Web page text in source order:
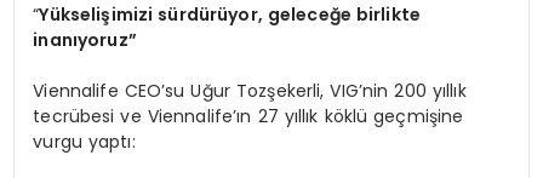
“Yükselişimizi sürdürüyor, geleceğe birlikte
inanıyoruz”
Viennalife CEO’su Uğur Tozşekerli, VIG’nin 200 yıllık
tecrübesi ve Viennalife’ın 27 yıllık köklü geçmişine
vurgu yaptı: